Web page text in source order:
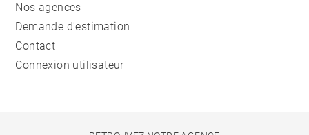
Nos agences
Demande d'estimation
Contact
Connexion utilisateur